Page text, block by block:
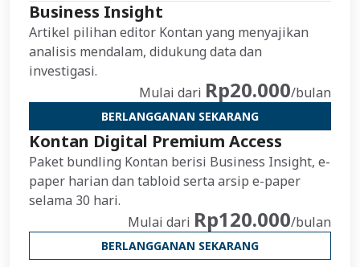
Business Insight
Artikel pilihan editor Kontan yang menyajikan
analisis mendalam, didukung data dan
investigasi.
Mulai dari Rp20.000/bulan
BERLANGGANAN SEKARANG
Kontan Digital Premium Access
Paket bundling Kontan berisi Business Insight, e-
paper harian dan tabloid serta arsip e-paper
selama 30 hari.
Mulai dari Rp120.000/bulan
BERLANGGANAN SEKARANG